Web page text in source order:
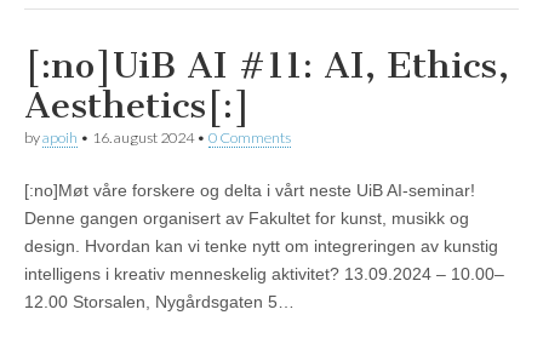
[:no]UiB AI #11: AI, Ethics,
Aesthetics[:]
byapoih • 16. august 2024• 0 Comments
[:no]Møt våre forskere og delta i vårt neste UiB AI-seminar!
Denne gangen organisert av Fakultet for kunst, musikk og
design. Hvordan kan vi tenke nytt om integreringen av kunstig
intelligens i kreativ menneskelig aktivitet? 13.09.2024 – 10.00–
12.00 Storsalen, Nygårdsgaten 5…